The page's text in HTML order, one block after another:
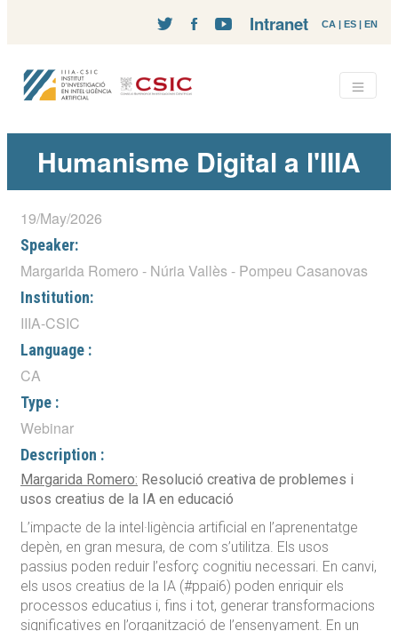
CA | ES | EN
Intranet
Humanisme Digital a l'IIIA
19/May/2026
Speaker:
Margarida Romero - Núria Vallès - Pompeu Casanovas
Institution:
IIIA-CSIC
Language :
CA
Type :
Webinar
Description :
Margarida Romero: Resolució creativa de problemes i
usos creatius de la IA en educació
L’impacte de la intel·ligència artificial en l’aprenentatge
depèn, en gran mesura, de com s’utilitza. Els usos
passius poden reduir l’esforç cognitiu necessari. En canvi,
els usos creatius de la IA (#ppai6) poden enriquir els
processos educatius i, fins i tot, generar transformacions
significatives en l’organització de l’ensenyament. En un